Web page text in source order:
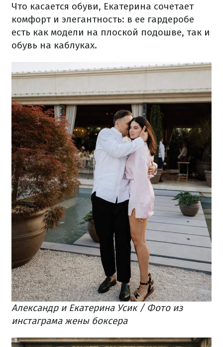
Что касается обуви, Екатерина сочетает
комфорт и элегантность: в ее гардеробе
есть как модели на плоской подошве, так и
обувь на каблуках.
Александр и Екатерина Усик / Фото из
инстаграма жены боксера